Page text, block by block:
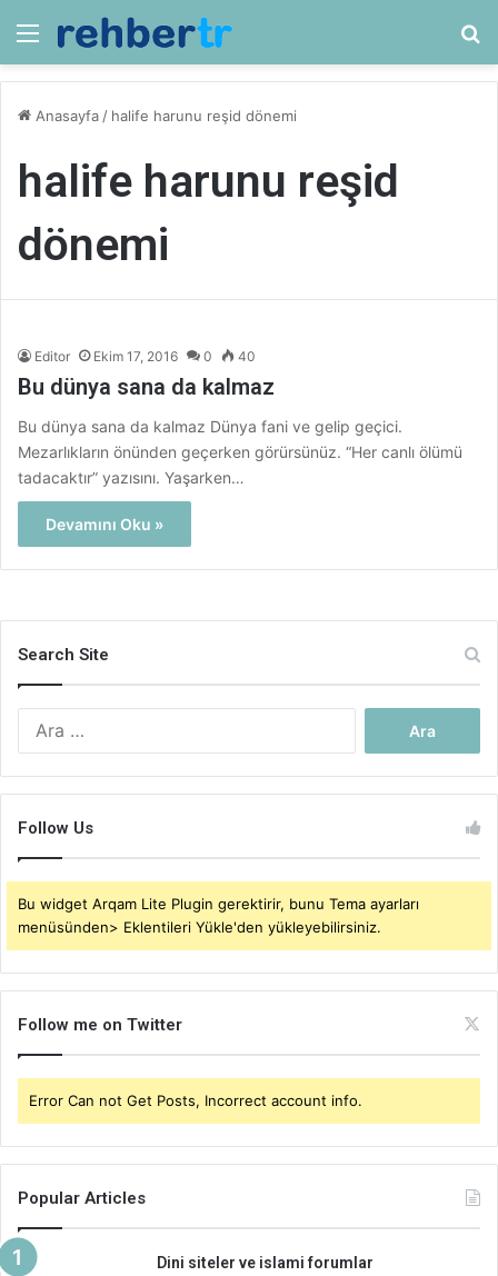
Menü
Anasayfa / halife harunu reşid dönemi
halife harunu reşid
dönemi
Editor Ekim 17, 2016 0 40
Bu dünya sana da kalmaz
Bu dünya sana da kalmaz Dünya fani ve gelip geçici.
Mezarlıkların önünden geçerken görürsünüz. “Her canlı ölümü
tadacaktır” yazısını. Yaşarken…
Devamını Oku »
Search Site
Follow Us
Bu widget Arqam Lite Plugin gerektirir, bunu Tema ayarları
menüsünden> Eklentileri Yükle'den yükleyebilirsiniz.
Follow me on Twitter
Error Can not Get Posts, Incorrect account info.
Popular Articles
Dini siteler ve islami forumlar